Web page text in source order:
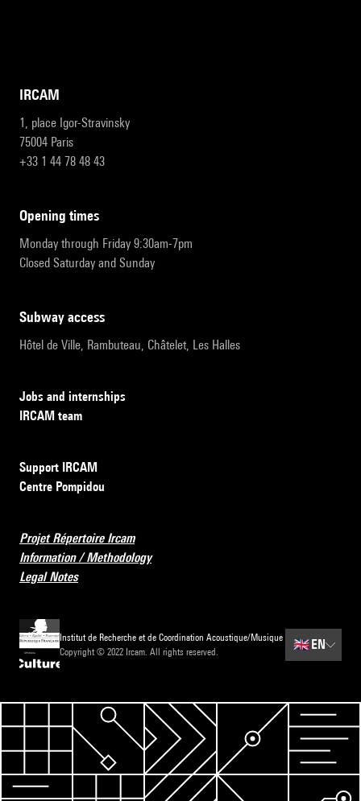
IRCAM
1, place Igor-Stravinsky
75004 Paris
+33 1 44 78 48 43
opening times
Monday through Friday 9:30am-7pm
Closed Saturday and Sunday
subway access
Hôtel de Ville, Rambuteau, Châtelet, Les Halles
Jobs and internships
IRCAM team
Support IRCAM
Centre Pompidou
Projet Répertoire Ircam
Information / Methodology
Legal Notes
Institut de Recherche et de Coordination Acoustique/Musique
Copyright © 2022 Ircam. All rights reserved.
🇬🇧 EN